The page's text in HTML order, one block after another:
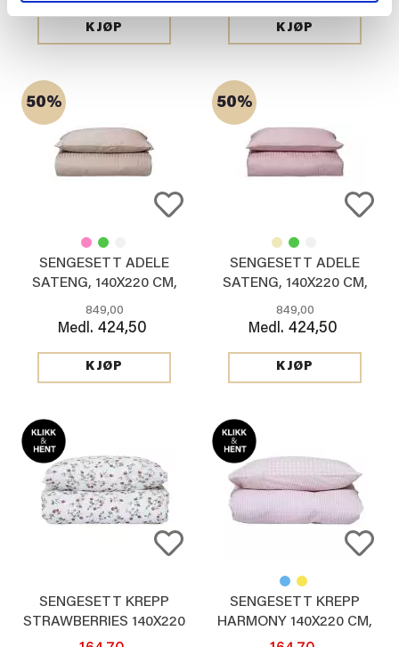
KJØP KJØP
50%
SENGESETT ADELE
SATENG, 140X220 CM,
BEIGE
849,00
Medl. 424,50
KJØP
50%
SENGESETT ADELE
SATENG, 140X220 CM,
ROSA
849,00
Medl. 424,50
KJØP
SENGESETT KREPP
STRAWBERRIES 140X220
CM
SENGESETT KREPP
HARMONY 140X220 CM,
ROSA